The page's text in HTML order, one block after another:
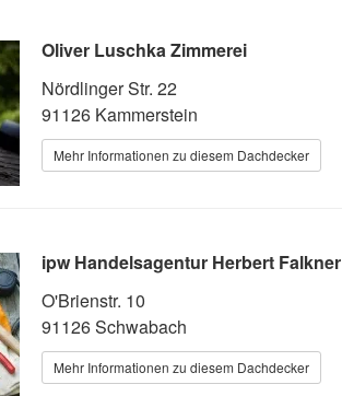
Oliver Luschka Zimmerei
Nördlinger Str. 22
91126 Kammerstein
Mehr Informationen zu diesem Dachdecker
ipw Handelsagentur Herbert Falkner
O'Brienstr. 10
91126 Schwabach
Mehr Informationen zu diesem Dachdecker